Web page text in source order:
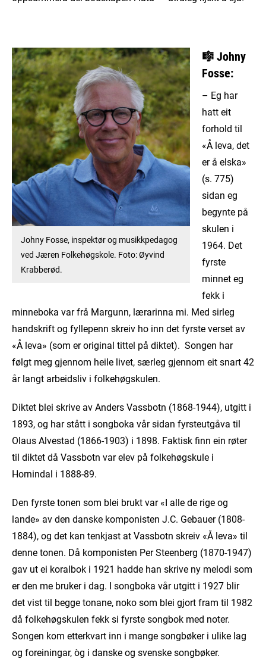
Johny Fosse, inspektør og musikkpedagog
ved Jæren Folkehøgskole. Foto: Øyvind
Krabberød.
🎼Johny
Fosse:
– Eg har
hatt eit
forhold til
«Å leva, det
er å elska»
(s. 775)
sidan eg
begynte på
skulen i
1964. Det
fyrste
minnet eg
fekk i
minneboka var frå Margunn, lærarinna mi. Med sirleg
handskrift og fyllepenn skreiv ho inn det fyrste verset av
«Å leva» (som er original tittel på diktet). Songen har
følgt meg gjennom heile livet, særleg gjennom eit snart 42
år langt arbeidsliv i folkehøgskulen.
Diktet blei skrive av Anders Vassbotn (1868-1944), utgitt i
1893, og har stått i songboka vår sidan fyrsteutgåva til
Olaus Alvestad (1866-1903) i 1898. Faktisk finn ein røter
til diktet då Vassbotn var elev på folkehøgskule i
Hornindal i 1888-89.
Den fyrste tonen som blei brukt var «I alle de rige og
lande» av den danske komponisten J.C. Gebauer (1808-
1884), og det kan tenkjast at Vassbotn skreiv «Å leva» til
denne tonen. Då komponisten Per Steenberg (1870-1947)
gav ut ei koralbok i 1921 hadde han skrive ny melodi som
er den me bruker i dag. I songboka vår utgitt i 1927 blir
det vist til begge tonane, noko som blei gjort fram til 1982
då folkehøgskulen fekk si fyrste songbok med noter.
Songen kom etterkvart inn i mange songbøker i ulike lag
og foreiningar, òg i danske og svenske songbøker.